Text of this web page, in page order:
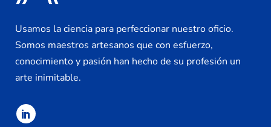
Usamos la ciencia para perfeccionar nuestro oficio.
Somos maestros artesanos que con esfuerzo,
conocimiento y pasión han hecho de su profesión un
arte inimitable.